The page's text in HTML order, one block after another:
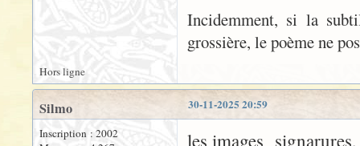
Incidemment, si la
grossière, le poème ne
Hors ligne
30-11-2025 20:59
Silmo
Inscription : 2002
les images